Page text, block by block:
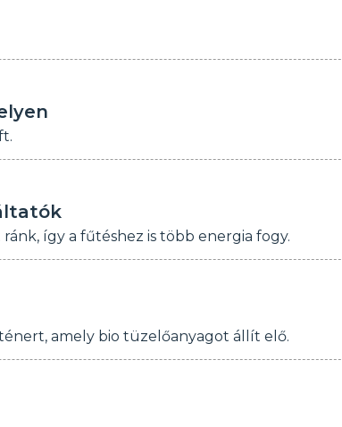
így a fűtéshez is több energia fogy.
amely bio tüzelőanyagot állít elő.